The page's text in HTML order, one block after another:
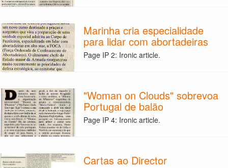
Marinha cria especialidade
para lidar com abortadeiras
Page IP 2: Ironic article.
"Woman on Clouds" sobrevoa
Portugal de balão
Page IP 4: Ironic article.
Cartas ao Director